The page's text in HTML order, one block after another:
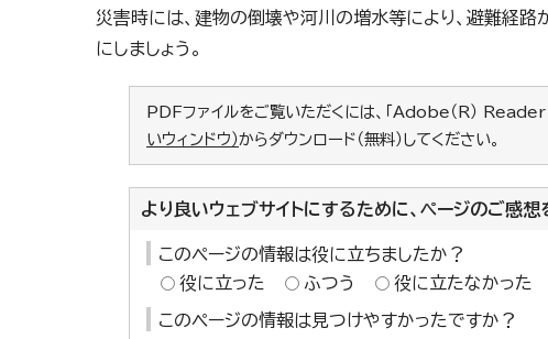
災害時には、建物の倒壊や河川の増水等により、避難経路
にしましょう。
PDFファイルをご覧いただくには、「Adobe（R） Reader
いウィンドウ）からダウンロード（無料）してください。
より良いウェブサイトにするために、ページのご感想
このページの情報は役に立ちましたか？
役に立った
ふつう 役に立たなかった
このページの情報は見つけやすかったですか？